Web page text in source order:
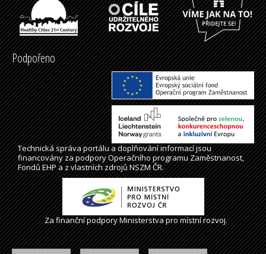
Podpořeno
Technická správaportálua doplňování informací jsou
financovány za podpory Operačního programu Zaměstnanost,
Fondů EHP a z vlastních zdrojů NSZM ČR.
Za finanční podpory Ministerstva pro místní rozvoj.